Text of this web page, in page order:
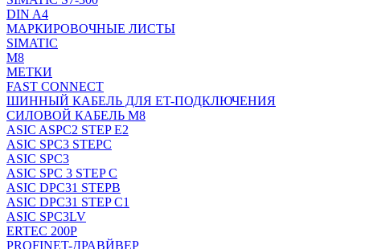
DIN A4
МАРКИРОВОЧНЫЕ ЛИСТЫ
SIMATIC
M8
МЕТКИ
FAST CONNECT
ШИННЫЙ КАБЕЛЬ ДЛЯ ET-ПОДКЛЮЧЕНИЯ
СИЛОВОЙ КАБЕЛЬ M8
ASIC ASPC2 STEP E2
ASIC SPC3 STEPC
ASIC SPC3
ASIC SPC 3 STEP C
ASIC DPC31 STEPB
ASIC DPC31 STEP C1
ASIC SPC3LV
ERTEC 200P
PROFINET-ДРАВЙВЕР